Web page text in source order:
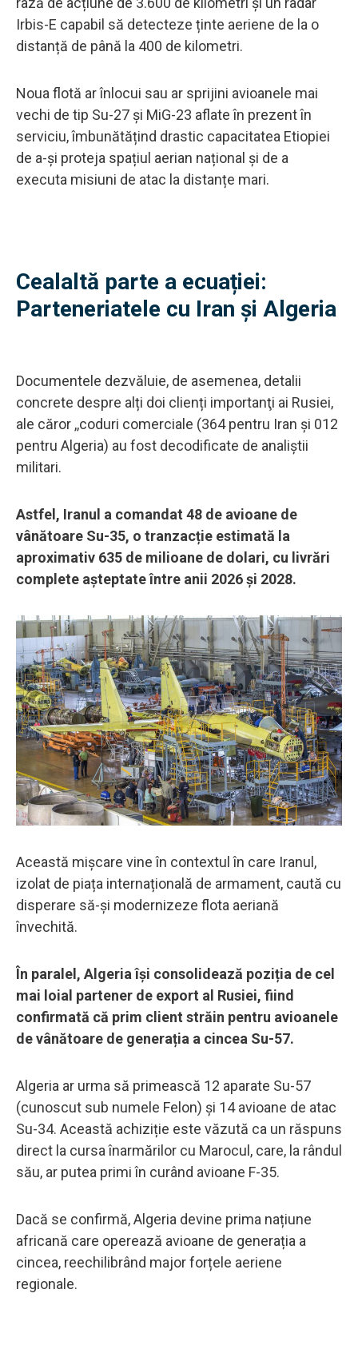
Irbis-E capabil să detecteze ținte aeriene de la o
distanță de până la 400 de kilometri.
Noua flotă ar înlocui sau ar sprijini avioanele mai
vechi de tip Su-27 și MiG-23 aflate în prezent în
serviciu, îmbunătățind drastic capacitatea Etiopiei
de a-și proteja spațiul aerian național și de a
executa misiuni de atac la distanțe mari.
Cealaltă parte a ecuației:
Parteneriatele cu Iran și Algeria
Documentele dezvăluie, de asemenea, detalii
concrete despre alți doi clienți importanţi ai Rusiei,
ale căror ,,coduri comerciale (364 pentru Iran și 012
pentru Algeria) au fost decodificate de analiștii
militari.
Astfel, Iranul a comandat 48 de avioane de
vânătoare Su-35, o tranzacție estimată la
aproximativ 635 de milioane de dolari, cu livrări
complete așteptate între anii 2026 și 2028.
Această mișcare vine în contextul în care Iranul,
izolat de piața internațională de armament, caută cu
disperare să-și modernizeze flota aeriană
învechită.
În paralel, Algeria își consolidează poziția de cel
mai loial partener de export al Rusiei, fiind
confirmată că prim client străin pentru avioanele
de vânătoare de generația a cincea Su-57.
Algeria ar urma să primească 12 aparate Su-57
(cunoscut sub numele Felon) și 14 avioane de atac
Su-34. Această achiziție este văzută ca un răspuns
direct la cursa înarmărilor cu Marocul, care, la rândul
său, ar putea primi în curând avioane F-35.
Dacă se confirmă, Algeria devine prima națiune
africană care operează avioane de generația a
cincea, reechilibrând major forțele aeriene
regionale.